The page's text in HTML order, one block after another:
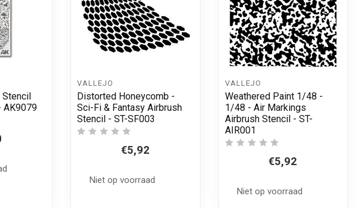
Stencil
VALLEJO
Distorted Honeycomb -
Sci-Fi & Fantasy Airbrush
Stencil - ST-SF003
€5,92
Niet op voorraad
VALLEJO
Weathered Paint 1/48 -
1/48 - Air Markings
Airbrush Stencil - ST-
AIR001
€5,92
Niet op voorraad